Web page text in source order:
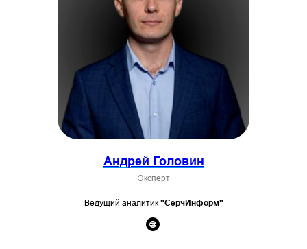
Андрей Головин
Эксперт
Ведущий аналитик"СёрчИнформ"